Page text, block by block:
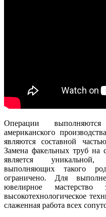
Операции
американского
являются составной
Замена факельных труб
является уникальной,
выполняющих такого
ограничено. Для
ювелирное мастерство
высокотехнологическое
слаженная работа всех